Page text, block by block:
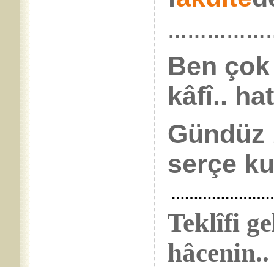
Ben
kâfî..
Gündüz
serçe
Teklîfi
hâcenin..